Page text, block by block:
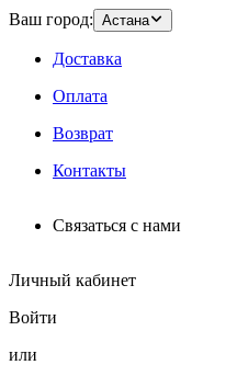
Ваш город: Астана
Доставка
Оплата
Возврат
Контакты
Связаться с нами
Личный кабинет
Войти
или